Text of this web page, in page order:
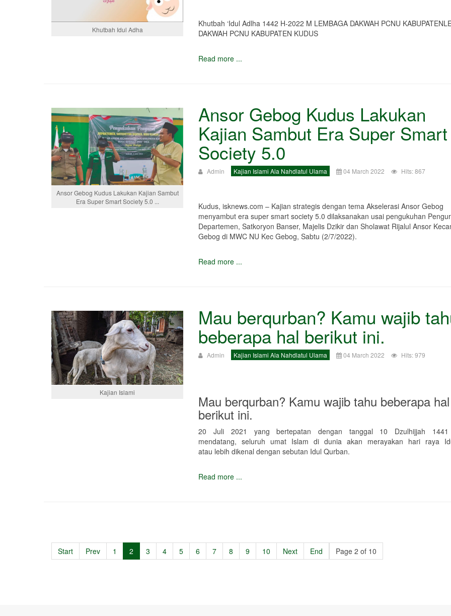
Khutbah Idul Adha
Khutbah ‘Idul Adlha 1442 H-2022 M LEMBAGA DAKWAH PCNU
DAKWAH PCNU KABUPATEN KUDUS
Read more ...
Ansor Gebog Kudus Lakukan Kajian Sambut
Era Super Smart Society 5.0 ...
Ansor Gebog Kudus Lakukan
Kajian Sambut Era Super Smart
Society 5.0
Admin Kajian Islami Ala Nahdlatul Ulama 04 March 2022 Hits: 867
Kudus, isknews.com – Kajian strategis dengan tema Akselerasi Ansor Gebog
menyambut era super smart society 5.0 dilaksanakan usai pengukuhan
Departemen, Satkoryon Banser, Majelis Dzikir dan Sholawat Rijalul Ansor
Gebog di MWC NU Kec Gebog, Sabtu (2/7/2022).
Read more ...
Kajian Islami
Mau berqurban? Kamu wajib
beberapa hal berikut ini.
Admin Kajian Islami Ala Nahdlatul Ulama 04 March 2022 Hits: 979
Mau berqurban? Kamu wajib tahu beberapa hal
berikut ini.
20 Juli 2021 yang bertepatan dengan tanggal 10 Dzulhijjah 1441
mendatang, seluruh umat Islam di dunia akan merayakan hari raya
atau lebih dikenal dengan sebutan Idul Qurban.
Read more ...
Page 2 of 10
Start Prev 1 2 3 4 5 6 7 8 9 10 Next End